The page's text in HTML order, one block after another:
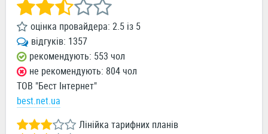
оцінка провайдера: 2.5 із 5
відгуків: 1357
рекомендують: 553 чол
не рекомендують: 804 чол
ТОВ "Бест Інтернет"
best.net.ua
Лінійка тарифних планів